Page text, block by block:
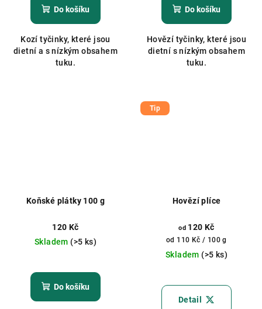
Do košíku
Kozí tyčinky, které jsou
dietní a s nízkým obsahem
tuku.
produktu
z
5
hvězdiček.
Do košíku
Hovězí tyčinky, které jsou
dietní s nízkým obsahem
tuku.
Koňské plátky 100 g
120 Kč
Skladem (>5 ks)
Do košíku
Tip
Hovězí plíce
od 120 Kč
Měrná
cena:
od 110 Kč / 100 g
Skladem (>5 ks)
hodnocení
produktu
Detail